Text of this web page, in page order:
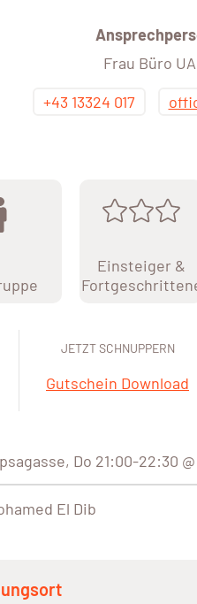
Frau Büro
+43 13324 017
Einsteiger &
JETZT SCHNUPPERN
Gutschein Download
Do 21:00-22:30
El Dib